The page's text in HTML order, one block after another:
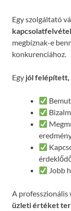
Egy szolgáltató
megbíznak-e
konkurenciához.
Egy jól felépített,
Jobb
A professzionális
üzleti értéket